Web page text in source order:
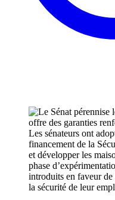
Les sénateurs ont
financement de la
et développer les
phase
introduits en faveur
la sécurité de leur